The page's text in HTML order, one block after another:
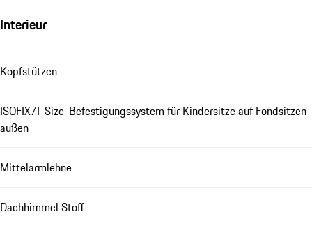
Interieur
Kopfstützen
ISOFIX/I-Size-Befestigungssystem für Kindersitze auf Fondsitzen
außen
Mittelarmlehne
Dachhimmel Stoff